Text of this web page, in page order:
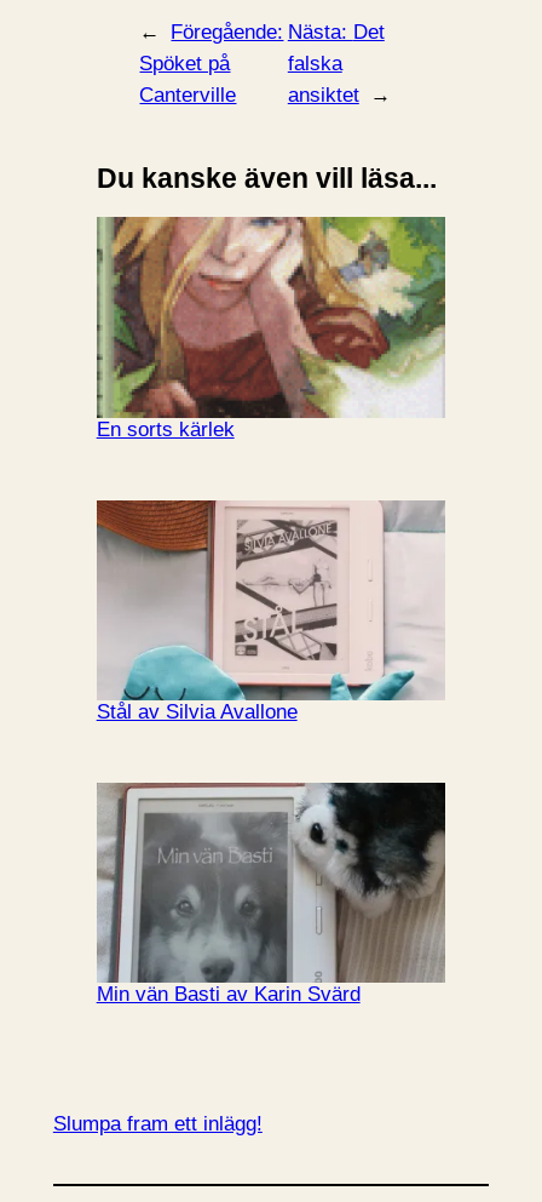
←
Föregående:
Spöket på
Canterville
Nästa: Det
falska
ansiktet
→
Du kanske även vill läsa...
En sorts kärlek
Stål av Silvia Avallone
Min vän Basti av Karin Svärd
Slumpa fram ett inlägg!